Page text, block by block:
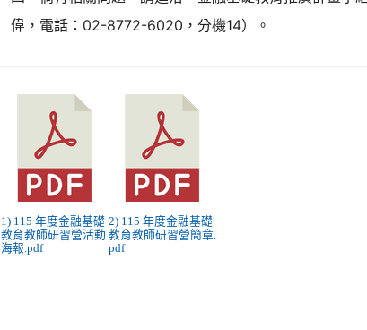
偉，電話：02-8772-6020，分機14）。
1) 115 年度金融基礎
教育教師研習營活動
海報.pdf
2) 115 年度金融基礎
教育教師研習營簡章.
pdf